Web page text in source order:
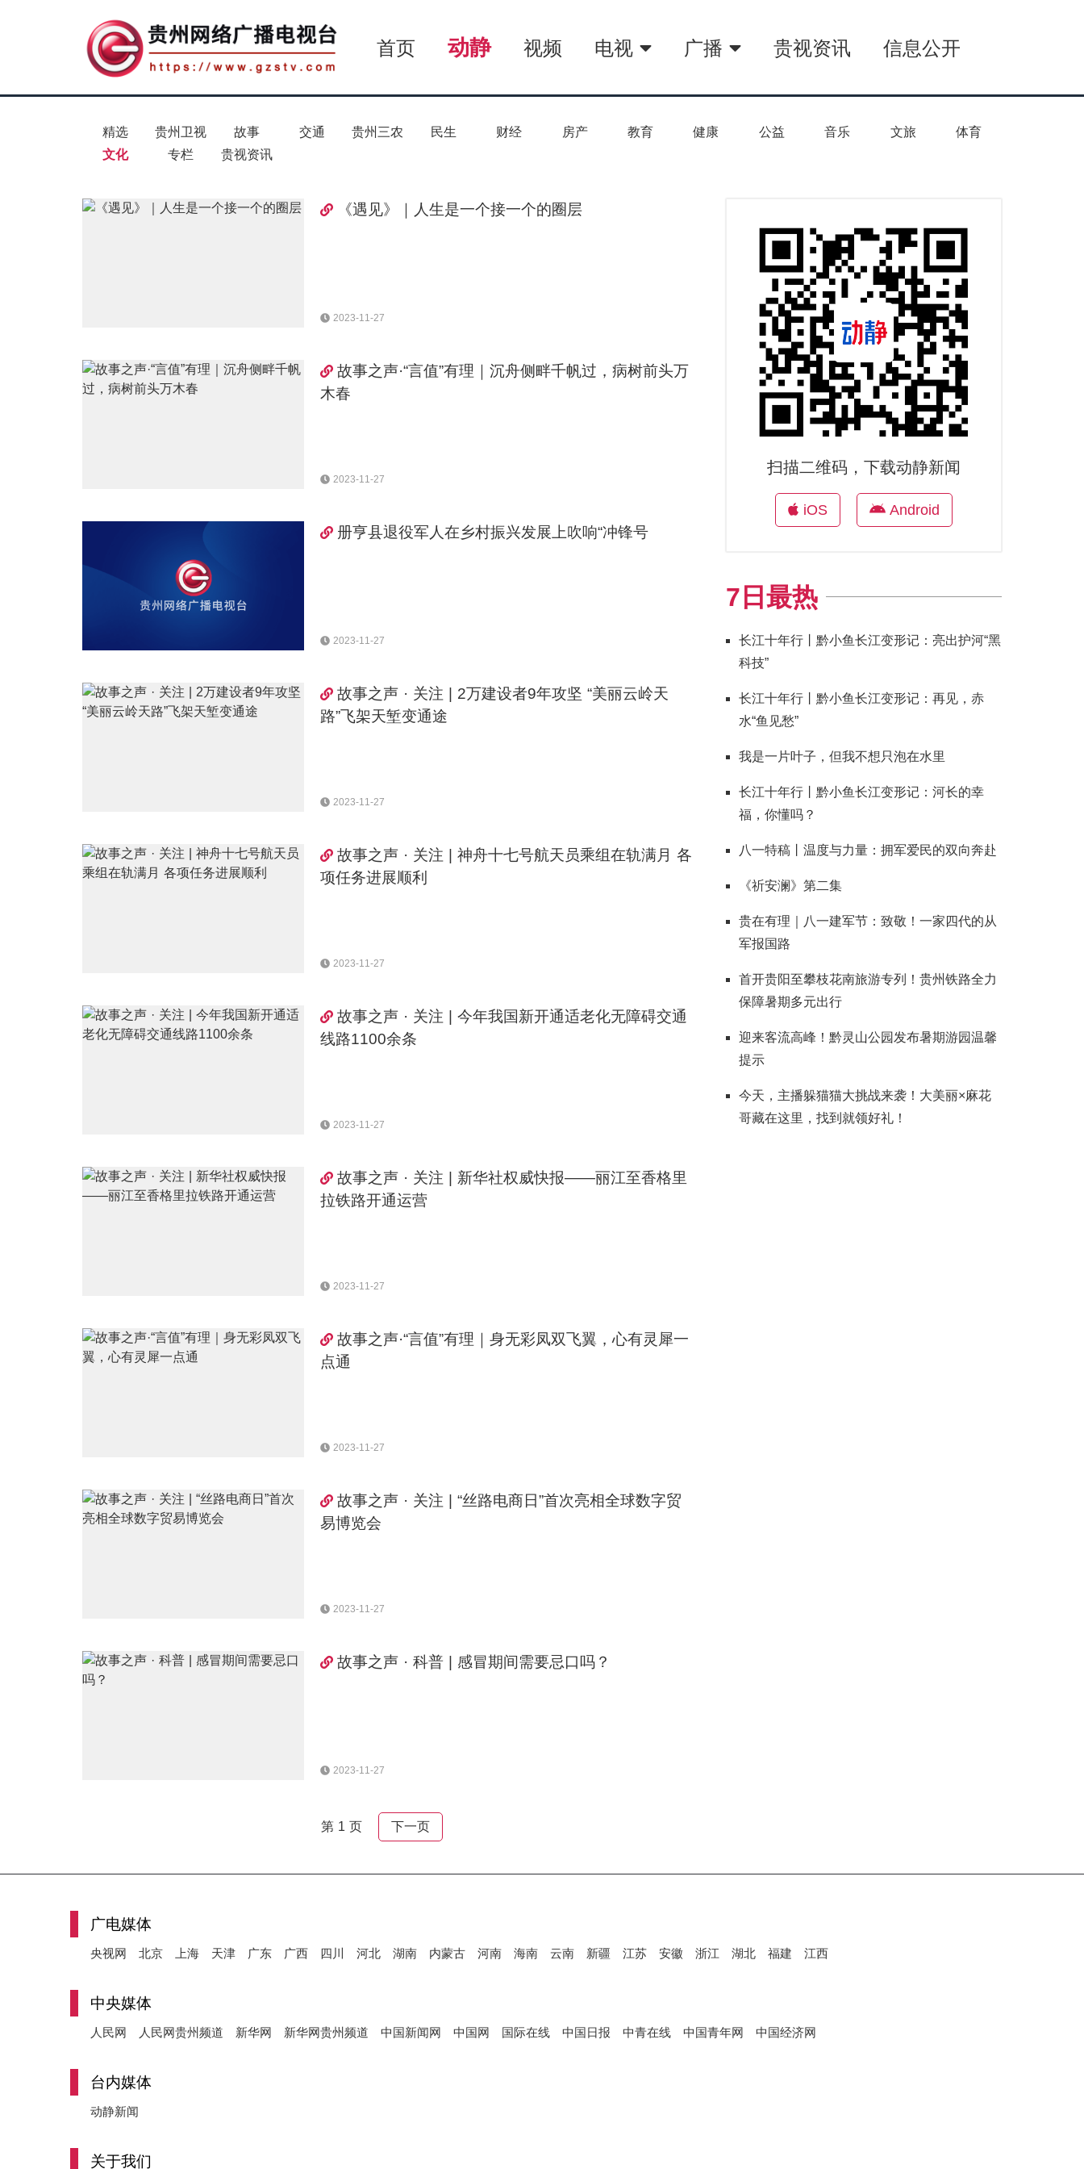
首页 动静 视频 电视 广播 贵视资讯 信息公开
精选 贵州卫视 故事 交通 贵州三农 民生 财经 房产 教育 健康 公益 音乐 文旅
体育
文化
专栏 贵视资讯
《遇见》｜人生是一个接一个的圈层
2023-11-27
故事之声·“言值”有理｜沉舟侧畔千帆过，病树前头万
木春
2023-11-27
册亨县退役军人在乡村振兴发展上吹响“冲锋号
2023-11-27
故事之声 · 关注 | 2万建设者9年攻坚 “美丽云岭天
路”飞架天堑变通途
2023-11-27
故事之声 · 关注 | 神舟十七号航天员乘组在轨满月 各
项任务进展顺利
2023-11-27
故事之声 · 关注 | 今年我国新开通适老化无障碍交通
线路1100余条
2023-11-27
故事之声 · 关注 | 新华社权威快报——丽江至香格里
拉铁路开通运营
2023-11-27
故事之声·“言值”有理｜身无彩凤双飞翼，心有灵犀一
点通
2023-11-27
故事之声 · 关注 | “丝路电商日”首次亮相全球数字贸
易博览会
2023-11-27
故事之声 · 科普 | 感冒期间需要忌口吗？
2023-11-27
第 1 页 下一页
扫描二维码，下载动静新闻
iOS Android
7日最热
长江十年行丨黔小鱼长江变形记：亮出护河“黑
科技”
长江十年行丨黔小鱼长江变形记：再见，赤
水“鱼见愁”
我是一片叶子，但我不想只泡在水里
长江十年行丨黔小鱼长江变形记：河长的幸
福，你懂吗？
八一特稿丨温度与力量：拥军爱民的双向奔赴
《祈安澜》第二集
贵在有理｜八一建军节：致敬！一家四代的从
军报国路
首开贵阳至攀枝花南旅游专列！贵州铁路全力
保障暑期多元出行
迎来客流高峰！黔灵山公园发布暑期游园温馨
提示
今天，主播躲猫猫大挑战来袭！大美丽×麻花
哥藏在这里，找到就领好礼！
广电媒体
央视网 北京 上海 天津 广东 广西 四川 河北 湖南 内蒙古 河南 海南 云南 新疆 江苏 安徽 浙江 湖北 福建 江西
中央媒体
人民网 人民网贵州频道 新华网 新华网贵州频道 中国新闻网 中国网 国际在线 中国日报 中青在线 中国青年网 中国经济网
台内媒体
动静新闻
关于我们